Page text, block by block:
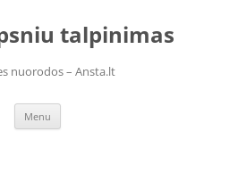
talpinimas
nuorodos – Ansta.lt
Menu